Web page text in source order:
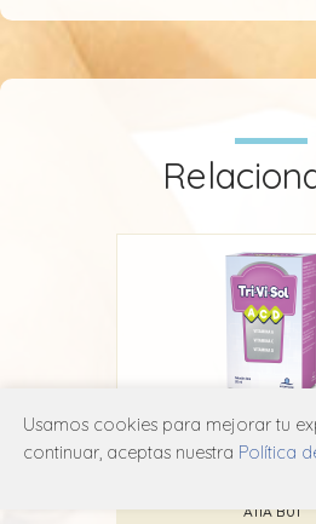
Trivisol
A11A B01
Usamos cookies para mejorar tu
continuar, aceptas nuestra Política